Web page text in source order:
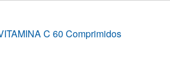
C 60 Comprimidos